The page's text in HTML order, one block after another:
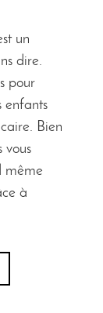
un
dire.
pour
enfants
Bien
vous
même
à